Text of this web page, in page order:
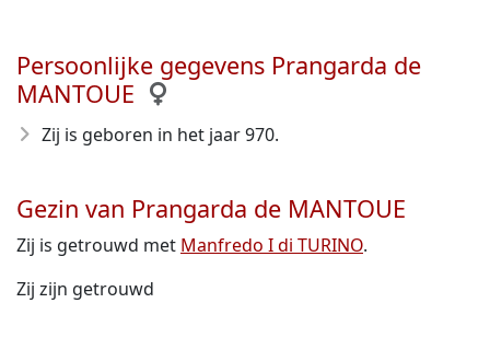
Persoonlijke gegevens Prangarda de
MANTOUE
Zij is geboren in het jaar 970.
Gezin van Prangarda de MANTOUE
Zij is getrouwd met Manfredo I di TURINO.
Zij zijn getrouwd